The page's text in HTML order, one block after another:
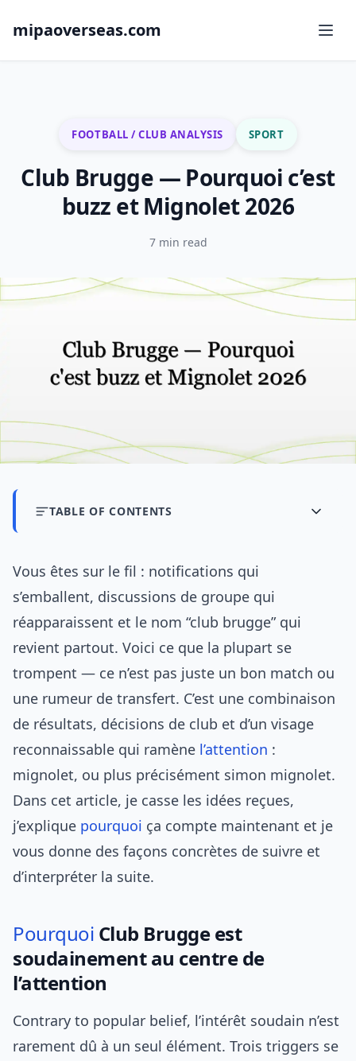
mipaoverseas.com
FOOTBALL / CLUB ANALYSIS SPORT
Club Brugge — Pourquoi c’est
buzz et Mignolet 2026
7 min read
TABLE OF CONTENTS
Vous êtes sur le fil : notifications qui
s’emballent, discussions de groupe qui
réapparaissent et le nom “club brugge” qui
revient partout. Voici ce que la plupart se
trompent — ce n’est pas juste un bon match ou
une rumeur de transfert. C’est une combinaison
de résultats, décisions de club et d’un visage
reconnaissable qui ramène l’attention :
mignolet, ou plus précisément simon mignolet.
Dans cet article, je casse les idées reçues,
j’explique pourquoi ça compte maintenant et je
vous donne des façons concrètes de suivre et
d’interpréter la suite.
Pourquoi Club Brugge est
soudainement au centre de
l’attention
Contrary to popular belief, l’intérêt soudain n’est
rarement dû à un seul élément. Trois triggers se